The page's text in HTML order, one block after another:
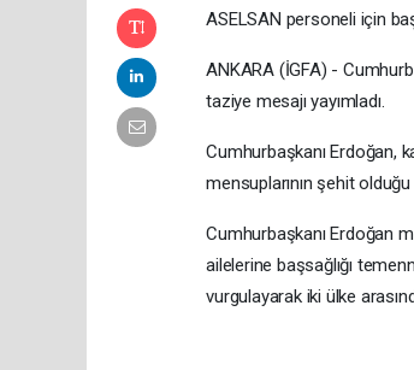
ASELSAN personeli için
ANKARA (İGFA) -
taziye mesajı yayımladı.
Cumhurbaşkanı Erdoğan,
mensuplarının şehit
Cumhurbaşkanı Erdoğan
ailelerine başsağlığı
vurgulayarak iki ülke